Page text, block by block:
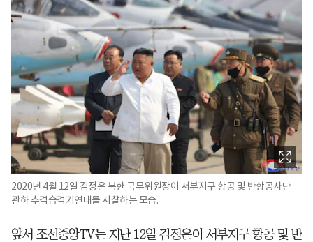
2020년 4월 12일 김정은 북한 국무위원장이 서부지구 항공 및 반항공사단
관하 추격습격기연대를 시찰하는 모습.
앞서 조선중앙TV는 지난 12일 김정은이 서부지구 항공 및 반